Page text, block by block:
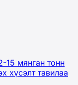
15 мянган тонн
хүсэлт тавилаа